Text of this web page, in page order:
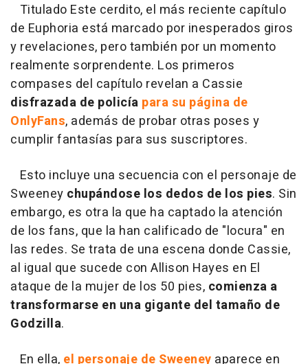
Titulado Este cerdito, el más reciente capítulo
de Euphoria está marcado por inesperados giros
y revelaciones, pero también por un momento
realmente sorprendente. Los primeros
compases del capítulo revelan a Cassie
disfrazada de policía para su página de
OnlyFans, además de probar otras poses y
cumplir fantasías para sus suscriptores.
Esto incluye una secuencia con el personaje de
Sweeney chupándose los dedos de los pies. Sin
embargo, es otra la que ha captado la atención
de los fans, que la han calificado de "locura" en
las redes. Se trata de una escena donde Cassie,
al igual que sucede con Allison Hayes en El
ataque de la mujer de los 50 pies, comienza a
transformarse en una gigante del tamaño de
Godzilla.
En ella, el personaje de Sweeney aparece en